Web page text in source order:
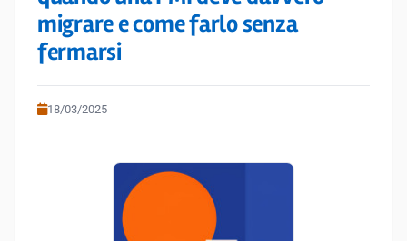
migrare e come farlo senza
fermarsi
18/03/2025